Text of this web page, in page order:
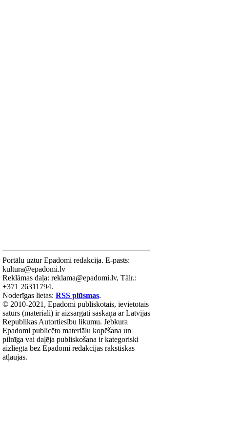
Portālu uztur Epadomi redakcija. E-pasts:
kultura@epadomi.lv
Reklāmas daļa: reklama@epadomi.lv, Tālr.:
+371 26311794.
Noderīgas lietas: RSS plūsmas.
© 2010-2021, Epadomi publiskotais, ievietotais
saturs (materiāli) ir aizsargāti saskaņā ar Latvijas
Republikas Autortiesību likumu. Jebkura
Epadomi publicēto materiālu kopēšana un
pilnīga vai daļēja publiskošana ir kategoriski
aizliegta bez Epadomi redakcijas rakstiskas
atļaujas.